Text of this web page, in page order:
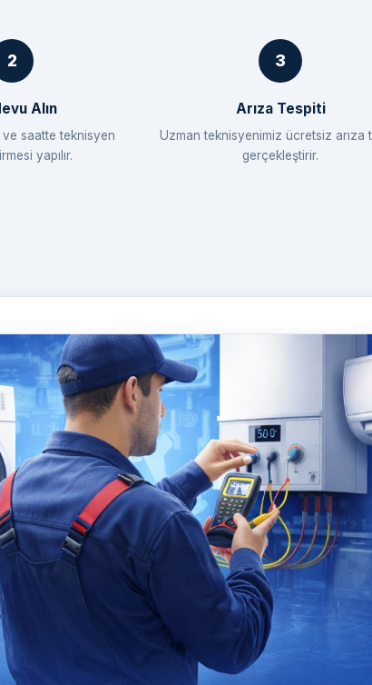
Alın
saatte teknisyen
yapılır.
Arıza Tespiti
Uzman teknisyenimiz ücretsiz arıza
gerçekleştirir.